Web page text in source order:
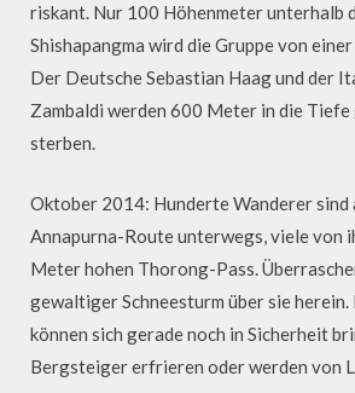
riskant. Nur 100 Höhenmeter unterhalb
Shishapangma wird die Gruppe von
Der Deutsche Sebastian Haag und der
Zambaldi werden 600 Meter in die Tiefe
sterben.
Oktober 2014: Hunderte Wanderer sind
Annapurna-Route unterwegs, viele von
Meter hohen Thorong-Pass.
gewaltiger Schneesturm über sie
können sich gerade noch in Sicherheit
Bergsteiger erfrieren oder werden von